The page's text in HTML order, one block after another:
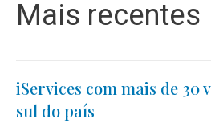
Mais recentes
iServices com mais de 30
sul do país